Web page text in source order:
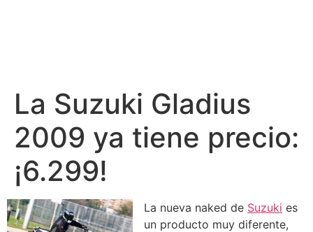
La Suzuki Gladius
2009 ya tiene precio:
¡6.299!
La nueva naked de Suzuki es
un producto muy diferente,